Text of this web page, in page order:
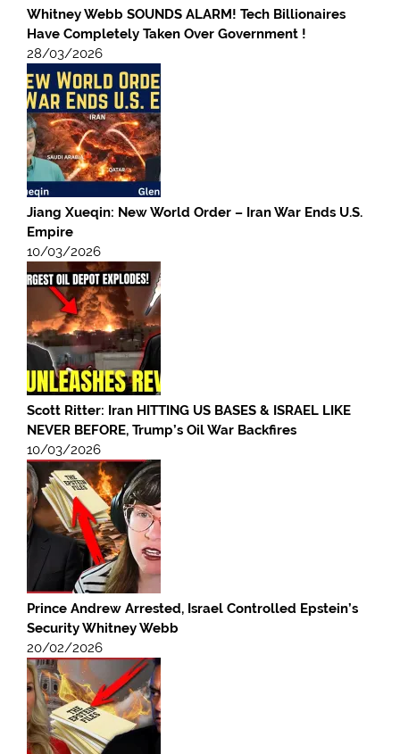
Whitney Webb SOUNDS ALARM! Tech Billionaires
Have Completely Taken Over Government !
28/03/2026
Jiang Xueqin: New World Order – Iran War Ends U.S.
Empire
10/03/2026
Scott Ritter: Iran HITTING US BASES & ISRAEL LIKE
NEVER BEFORE, Trump’s Oil War Backfires
10/03/2026
Prince Andrew Arrested, Israel Controlled Epstein’s
Security Whitney Webb
20/02/2026